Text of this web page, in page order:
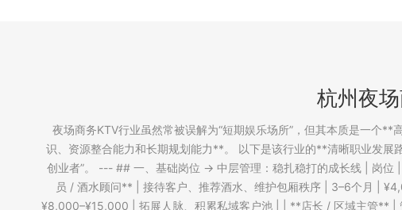
杭州夜
夜场商务KTV行业虽然常被误解为“短期娱乐场所”，但其本质是一个
识、资源整合能力和长期规划能力**。 以下是该行业的**清晰职业发展
创业者”。 --- ## 一、基础岗位 → 中层管理：稳扎稳打的成长线 |
员 / 酒水顾问** | 接待客户、推荐酒水、维护包厢秩序 | 3–6个月 |
¥8,000–¥15,000 | 拓展人脉、积累私域客户池 | | **店长 / 区域主管**